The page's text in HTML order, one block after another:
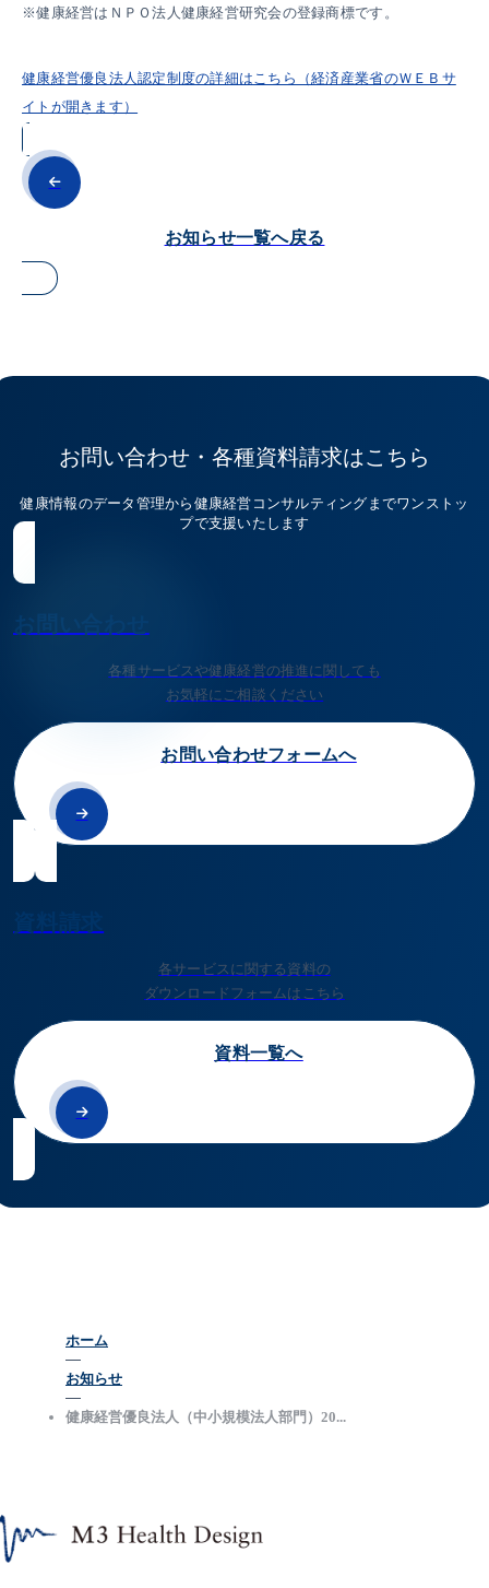
※健康経営はＮＰＯ法人健康経営研究会の登録商標です。
健康経営優良法人認定制度の詳細はこちら（経済産業省のＷＥＢサ
イトが開きます）
お知らせ一覧へ戻る
お問い合わせ・各種資料請求はこちら
健康情報のデータ管理から健康経営コンサルティングまでワンストッ
プで支援いたします
各種サービスや健康経営の推進に関しても
お気軽にご相談ください
お問い合わせフォームへ
各サービスに関する資料の
ダウンロードフォームはこちら
資料一覧へ
ホーム
お知らせ
健康経営優良法人（中小規模法人部門）20...